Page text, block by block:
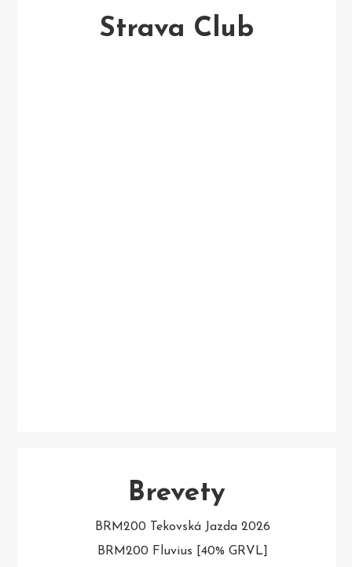
Strava Club
Brevety
BRM200 Tekovská Jazda 2026
BRM200 Fluvius [40% GRVL]